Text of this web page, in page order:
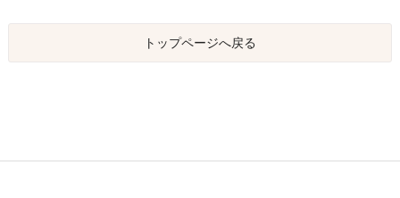
トップページへ戻る